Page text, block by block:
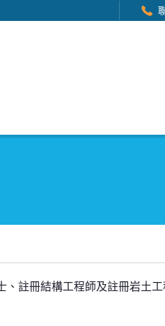
註冊結構工程師及註冊岩土